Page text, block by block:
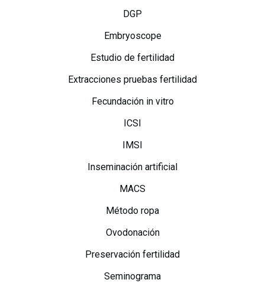
DGP
Embryoscope
Estudio de fertilidad
Extracciones pruebas fertilidad
Fecundación in vitro
ICSI
IMSI
Inseminación artificial
MACS
Método ropa
Ovodonación
Preservación fertilidad
Seminograma